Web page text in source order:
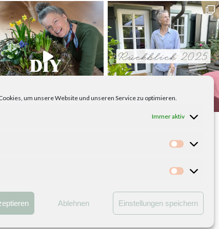
um unsere Website und unseren Service zu optimieren.
Immer aktiv
Statistiken
Marketing
Ablehnen Einstellungen speichern